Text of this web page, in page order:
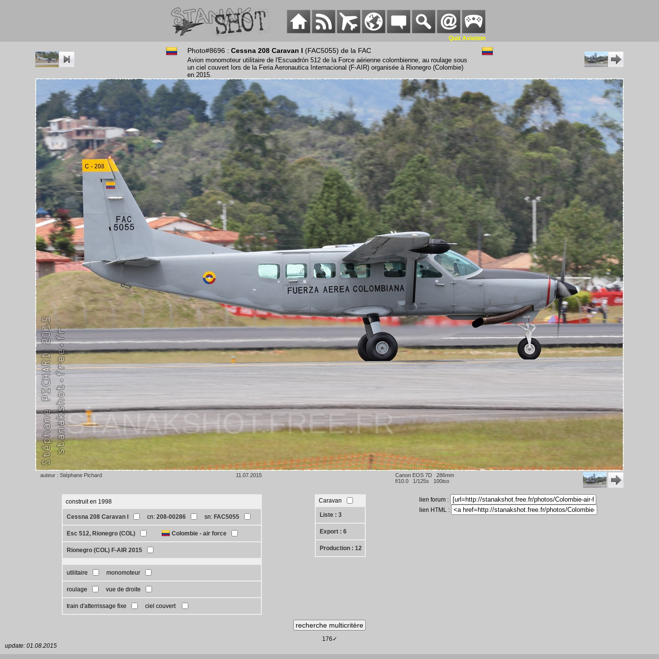
Quiz Aviation
Photo#8696 : Cessna 208 Caravan I (FAC5055) de la FAC
Avion monomoteur utilitaire de l'Escuadrón 512 de la Force aérienne colombienne, au roulage sous
un ciel couvert lors de la Feria Aeronautica Internacional (F-AIR) organisée à Rionegro (Colombie)
en 2015.
STANAKSHOT.FREE.FR
auteur : Stéphane Pichard 11.07.2015
Canon EOS 7D 286mm
f/10.0 1/125s 100iso
construit en 1998
Cessna 208 Caravan I cn:208-00286 sn: FAC5055
Esc 512, Rionegro (COL) Colombie - air force
Rionegro (COL) F-AIR 2015
utilitaire monomoteur
roulage vue de droite
train d'atterrissage fixe ciel couvert
Caravan
Liste : 3
Export : 6
Production : 12
lien forum :
lien HTML :
176✓
update: 01.08.2015